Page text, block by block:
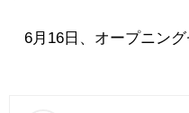
6月16日、オープニング